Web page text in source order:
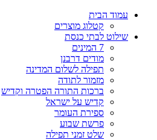
עמוד הבית
קטלוג מוצרים
שילוט לבתי כנסת
7 המינים
מודים דרבנן
תפילה לשלום המדינה
מזמור לתודה
ברכות התורה הפטרה וקדיש
קדיש על ישראל
ספירת העומר
פרשת שבוע
שלט זמני תפילה